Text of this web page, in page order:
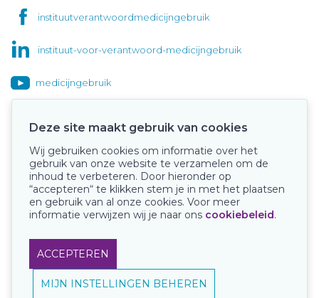
instituutverantwoordmedicijngebruik
instituut-voor-verantwoord-medicijngebruik
medicijngebruik
Onze keurmerken
Deze site maakt gebruik van cookies
Wij gebruiken cookies om informatie over het
gebruik van onze website te verzamelen om de
inhoud te verbeteren. Door hieronder op
“accepteren“ te klikken stem je in met het plaatsen
en gebruik van al onze cookies. Voor meer
informatie verwijzen wij je naar ons cookiebeleid.
ACCEPTEREN
MIJN INSTELLINGEN BEHEREN